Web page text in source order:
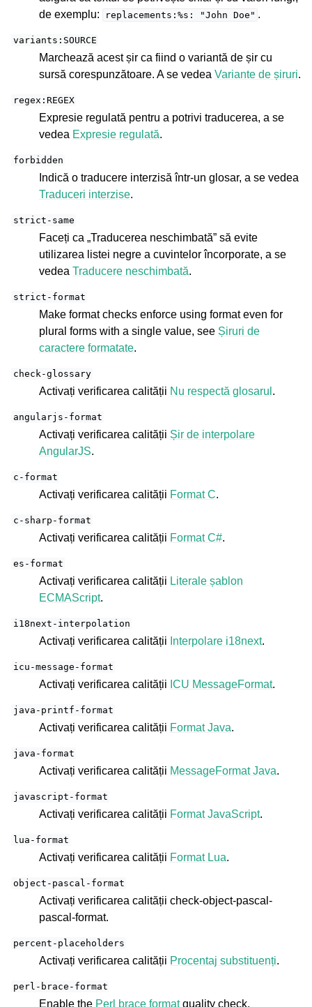
de exemplu:
replacements:%s: "John Doe" .
variants:SOURCE
Marchează acest șir ca fiind o variantă de șir cu
sursă corespunzătoare. A se vedea Variante de șiruri.
regex:REGEX
Expresie regulată pentru a potrivi traducerea, a se
vedea Expresie regulată.
forbidden
Indică o traducere interzisă într-un glosar, a se vedea
Traduceri interzise.
strict-same
Faceți ca „Traducerea neschimbată” să evite
utilizarea listei negre a cuvintelor încorporate, a se
vedea Traducere neschimbată.
strict-format
Make format checks enforce using format even for
plural forms with a single value, see Șiruri de
caractere formatate.
check-glossary
Activați verificarea calității Nu respectă glosarul .
angularjs-format
Activați verificarea calității Șir de interpolare
AngularJS.
c-format
Activați verificarea calității Format C.
c-sharp-format
Activați verificarea calității Format C#.
es-format
Activați verificarea calității Literale șablon
ECMAScript.
i18next-interpolation
Activați verificarea calității Interpolare i18next.
icu-message-format
Activați verificarea calității ICU MessageFormat.
java-printf-format
Activați verificarea calității Format Java.
java-format
Activați verificarea calității MessageFormat Java.
javascript-format
Activați verificarea calității Format JavaScript.
lua-format
Activați verificarea calității Format Lua.
object-pascal-format
Activați verificarea calității check-object-pascal-
pascal-format.
percent-placeholders
Activați verificarea calității Procentaj substituenți.
perl-brace-format
Enable the Perl brace formatquality check.